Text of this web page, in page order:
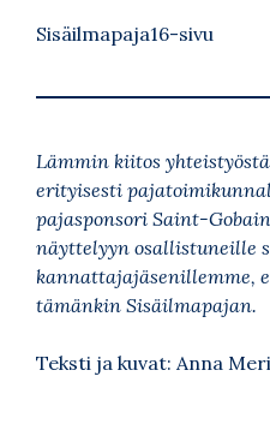
Sisäilmapaja16-sivu
Lämmin kiitos
erityisesti
pajasponsori Saint-
näyttelyyn osallistuneille
kannattajajäsenillemme,
tämänkin Sisäilmapajan.
Teksti ja kuvat: Anna